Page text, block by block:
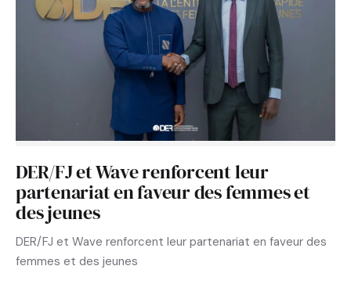
DER/FJ et Wave renforcent leur
partenariat en faveur des femmes et
des jeunes
DER/FJ et Wave renforcent leur partenariat en faveur des
femmes et des jeunes